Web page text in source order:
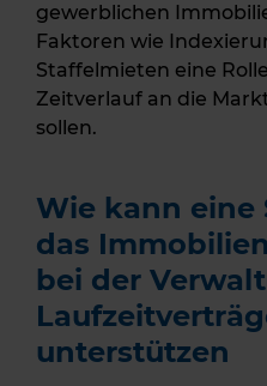
gewerblichen
Faktoren wie
Staffelmieten eine
Zeitverlauf an die
sollen.
Wie kann eine
das
bei der
unterstützen